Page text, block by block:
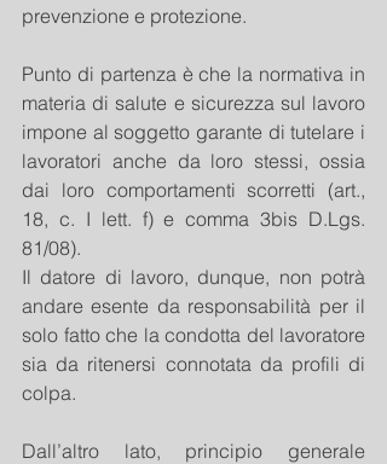
prevenzione e protezione.
Punto di partenza è che la normativa in
materia di salute e sicurezza sul lavoro
impone al soggetto garante di tutelare i
lavoratori anche da loro stessi, ossia
dai loro comportamenti scorretti (art.,
18, c. I lett. f) e comma 3bis D.Lgs.
81/08).
Il datore di lavoro, dunque, non potrà
andare esente da responsabilità per il
solo fatto che la condotta del lavoratore
sia da ritenersi connotata da profili di
colpa.
Dall’altro lato, principio generale